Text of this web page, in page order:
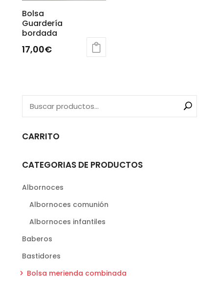
Bolsa
Guardería
bordada
17,00€
múltiples
variantes.
opciones
pueden
elegir
página
de
CARRITO
CATEGORIAS DE PRODUCTOS
Albornoces
Albornoces comunión
Albornoces infantiles
Baberos
Bastidores
Bolsa merienda combinada